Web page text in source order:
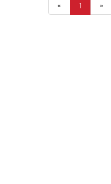
« 1 »